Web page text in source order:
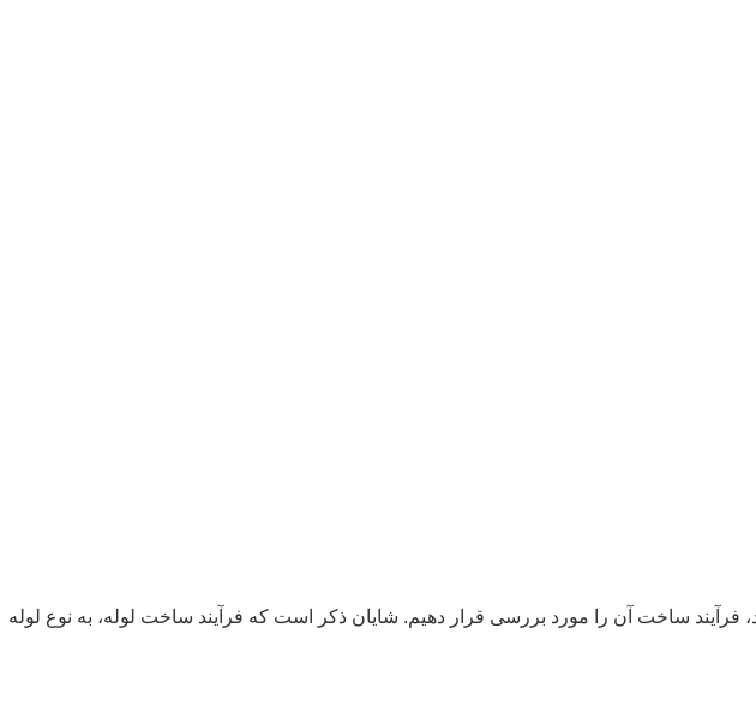
ساخت آن را مورد بررسی قرار دهیم. شایان ذکر است که فرآیند ساخت لوله، به نوع لوله